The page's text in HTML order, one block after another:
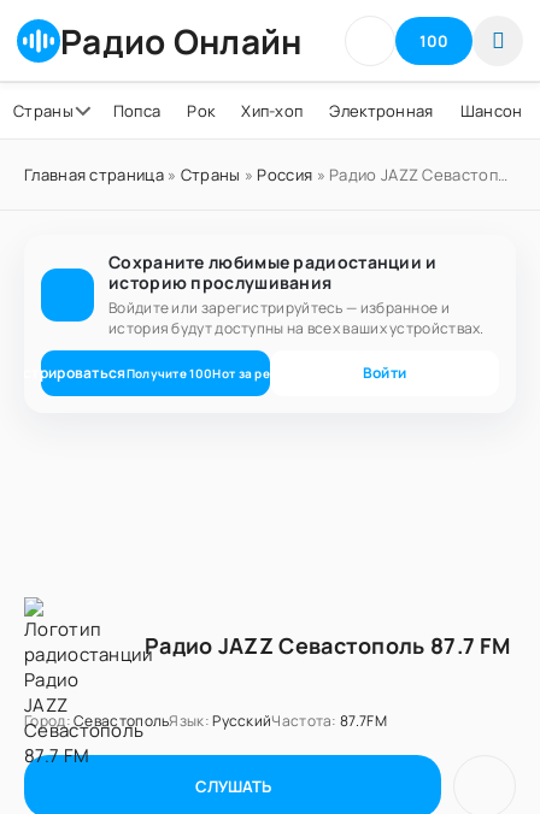
Радио Онлайн 100
Страны Попса Рок Хип-хоп Электронная Шансон
Главная страница» Страны » Россия » Радио JAZZ Севастополь 87.7 FM
Сохраните любимые радиостанции и
историю прослушивания
Войдите или зарегистрируйтесь — избранное и
история будут доступны на всех ваших устройствах.
Получите100Нот за регистрацию Войти
Радио JAZZ Севастополь 87.7 FM
Город:СевастопольЯзык:РусскийЧастота: 87.7FM
СЛУШАТЬ